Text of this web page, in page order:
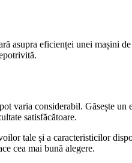
asupra eficienței unei mașini
varia considerabil. Găsește
satisfăcătoare.
tale și a caracteristicilor
cea mai bună alegere.